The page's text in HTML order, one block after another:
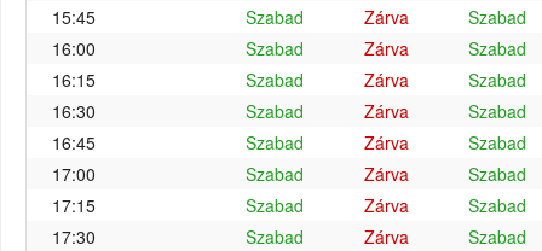
15:45
Szabad Zárva
Szabad
16:00
Szabad Zárva
Szabad
16:15
Szabad Zárva
Szabad
16:30
Szabad Zárva
Szabad
16:45
Szabad Zárva
Szabad
17:00
Szabad Zárva
Szabad
17:15
Szabad Zárva
Szabad
17:30
Szabad Zárva
Szabad